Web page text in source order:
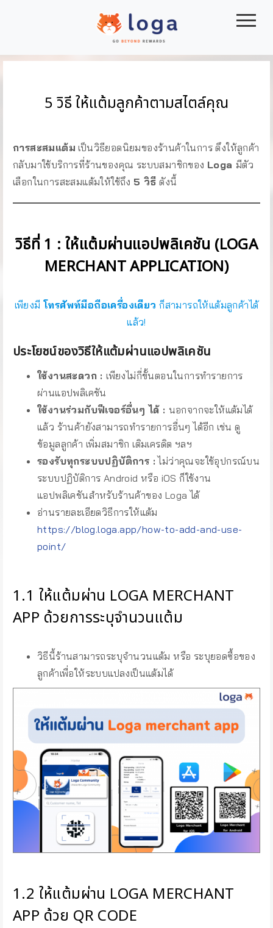
|||
5 วิธี ให้แต้มลูกค้าตามสไตล์คุณ
การสะสมแต้ม เป็นวิธียอดนิยมของร้านค้าในการ ดึงให้ลูกค้า
กลับมาใช้บริการที่ร้านของคุณ ระบบสมาชิกของ Loga มีตัว
เลือกในการสะสมแต้มให้ใช้ถึง 5 วิธี ดังนี้
วิธีที่ 1 : ให้แต้มผ่านแอปพลิเคชัน (LOGA
MERCHANT APPLICATION)
เพียงมีโทรศัพท์มือถือเครื่องเดียว ก็สามารถให้แต้มลูกค้าได้
แล้ว!
ประโยชน์ของวิธีให้แต้มผ่านแอปพลิเคชัน
ใช้งานสะดวก :เพียงไม่กี่ขั้นตอนในการทำรายการ
ผ่านแอปพลิเคชัน
ใช้งานร่วมกับฟีเจอร์อื่นๆ ได้ : นอกจากจะให้แต้มได้
แล้ว ร้านค้ายังสามารถทำรายการอื่นๆ ได้อีก เช่น ดู
ข้อมูลลูกค้า เพิ่มสมาชิก เติมเครดิต ฯลฯ
รองรับทุกระบบปฏิบัติการ : ไม่ว่าคุณจะใช้อุปกรณ์บน
ระบบปฏิบัติการ Android หรือ iOS ก็ใช้งาน
แอปพลิเคชันสำหรับร้านค้าของ Loga ได้
อ่านรายละเอียดวิธีการให้แต้ม
https://blog.loga.app/how-to-add-and-use-
point/
1.1 ให้แต้มผ่าน LOGA MERCHANT
APP ด้วยการระบุจำนวนแต้ม
วิธีนี้ร้านสามารถระบุจำนวนแต้ม หรือ ระบุยอดซื้อของ
ลูกค้าเพื่อให้ระบบแปลงเป็นแต้มได้
1.2 ให้แต้มผ่าน LOGA MERCHANT
APP ด้วย QR CODE